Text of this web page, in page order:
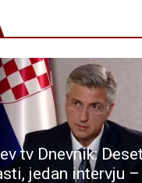
tv Dnevnik:
jedan intervju –